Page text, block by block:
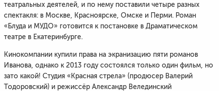
театральных деятелей, и по нему поставили четыре разных
спектакля: в Москве, Красноярске, Омске и Перми. Роман
«Блуда и МУДО» готовится к постановке в Драматическом
театре в Екатеринбурге.
Кинокомпании купили права на экранизацию пяти романов
Иванова, однако к 2013 году состоялся только один фильм, но
зато какой! Студия «Красная стрела» (продюсер Валерий
Тодоровский) и режиссёр Александр Велединский